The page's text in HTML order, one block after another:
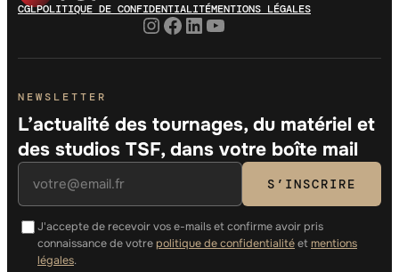
CGLPOLITIQUE DE CONFIDENTIALITÉMENTIONS LÉGALES
Instagram
Facebook
LinkedIn
YouTube
NEWSLETTER
L’actualité des tournages, du matériel et
des studios TSF, dans votre boîte mail
S’INSCRIRE
J'accepte de recevoir vos e-mails et confirme avoir pris
connaissance de votrepolitique de confidentialitéetmentions
légales.